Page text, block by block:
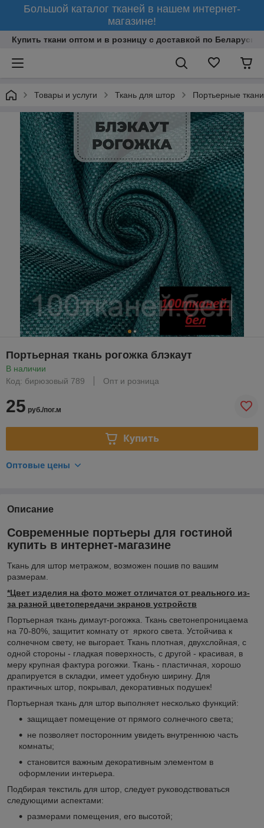
Большой каталог тканей в нашем интернет-
магазине!
Купить ткани оптом и в розницу с доставкой по Беларуси
Товары и услуги Ткань для штор Портьерные
Портьерная ткань рогожка блэкаут
В наличии
Код: бирюзовый 789
Опт и розница
25 руб./пог.м
Купить
Оптовые цены
Описание
Современные портьеры для гостиной
купить в интернет-магазине
Ткань для штор метражом, возможен пошив по вашим
размерам.
*Цвет изделия на фото может отличатся от реального из-
за разной цветопередачи экранов устройств
Портьерная ткань димаут-рогожка. Ткань светонепроницаема
на 70-80%, защитит комнату от яркого света. Устойчива к
солнечном свету, не выгорает. Ткань плотная, двухслойная, с
одной стороны - гладкая поверхность, с другой - красивая, в
меру крупная фактура рогожки. Ткань - пластичная, хорошо
драпируется в складки, имеет удобную ширину. Для
практичных штор, покрывал, декоративных подушек!
Портьерная ткань для штор выполняет несколько функций:
защищает помещение от прямого солнечного света;
не позволяет посторонним увидеть внутреннюю часть
комнаты;
становится важным декоративным элементом в
оформлении интерьера.
Подбирая текстиль для штор, следует руководствоваться
следующими аспектами:
размерами помещения, его высотой;